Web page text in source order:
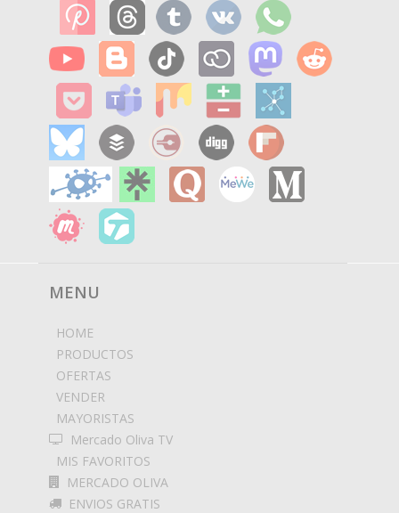
MENU
HOME
PRODUCTOS
OFERTAS
VENDER
MAYORISTAS
Mercado Oliva TV
MIS FAVORITOS
MERCADO OLIVA
ENVIOS GRATIS